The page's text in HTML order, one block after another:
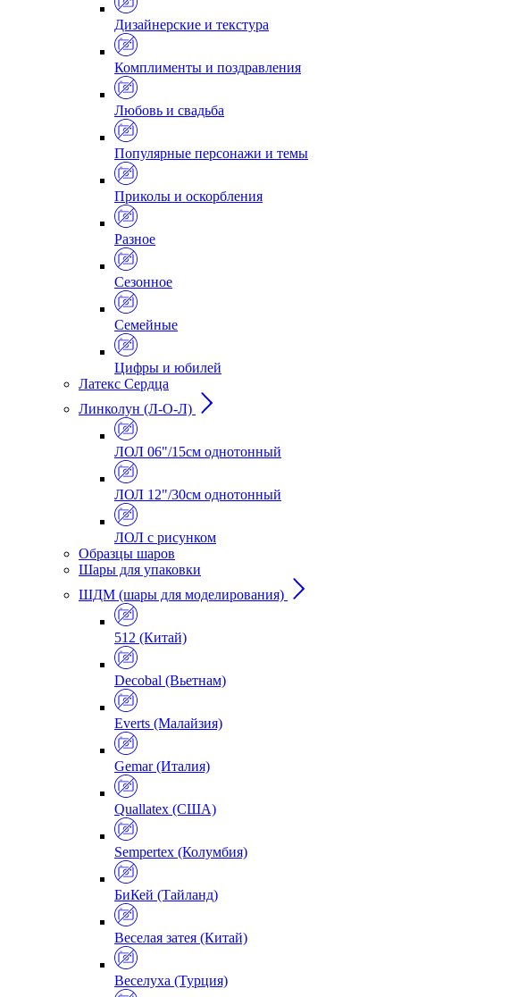
Дизайнерские и текстура
Комплименты и поздравления
Любовь и свадьба
Популярные персонажи и темы
Приколы и оскорбления
Разное
Сезонное
Семейные
Цифры и юбилей
Латекс Сердца
Линколун (Л-О-Л)
ЛОЛ 06"/15см однотонный
ЛОЛ 12"/30см однотонный
ЛОЛ с рисунком
Образцы шаров
Шары для упаковки
ШДМ (шары для моделирования)
512 (Китай)
Decobal (Вьетнам)
Everts (Малайзия)
Gemar (Италия)
Quallatex (США)
Sempertex (Колумбия)
БиКей (Тайланд)
Веселая затея (Китай)
Веселуха (Турция)